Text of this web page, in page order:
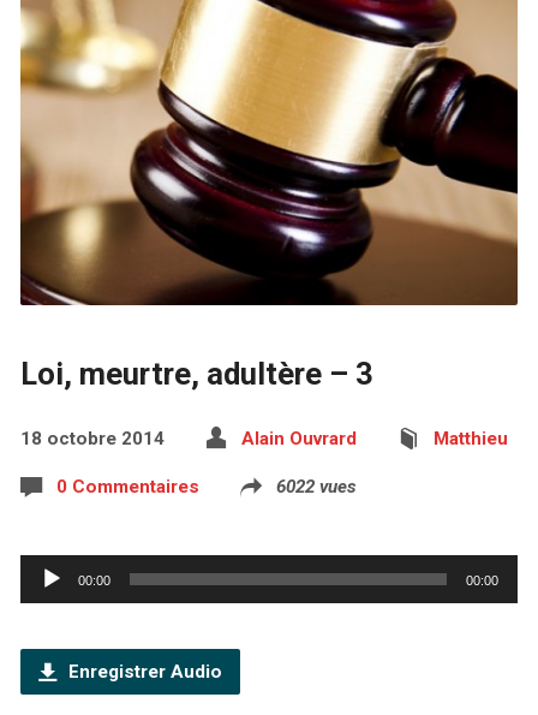
Loi, meurtre, adultère – 3
18 octobre 2014 Alain Ouvrard Matthieu
0 Commentaires 6022 vues
Lecteur
audio
00:00 00:00
Enregistrer Audio